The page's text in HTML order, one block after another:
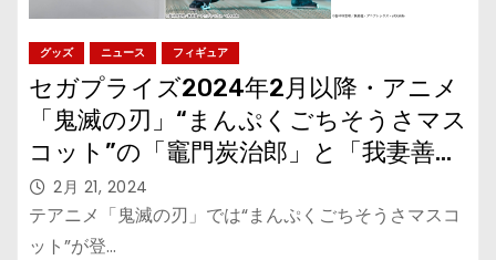
グッズ ニュース フィギュア
セガプライズ2024年2月以降・アニメ
「鬼滅の刃」“まんぷくごちそうさマス
コット”の「竈門炭治郎」と「我妻善
逸」、”FIGURIZMα”の「時透無一郎」
覚醒版
2月 21, 2024
テアニメ「鬼滅の刃」では“まんぷくごちそうさマスコ
ット”が登…